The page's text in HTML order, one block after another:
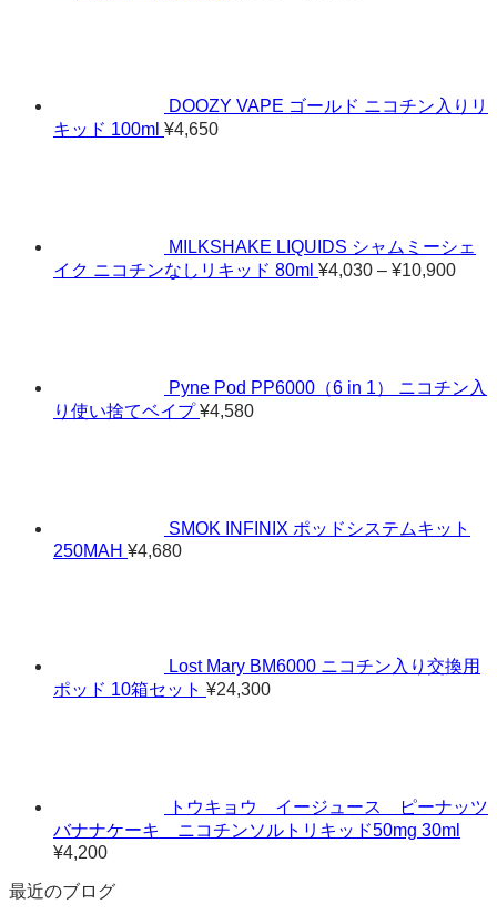
¥20,500
DOOZY VAPE ゴールド ニコチン入りリ
キッド 100ml ¥4,650
MILKSHAKE LIQUIDS シャムミーシェ
イク ニコチンなしリキッド 80ml ¥4,030 – ¥10,900価
Pyne Pod PP6000（6 in 1） ニコチン入
り使い捨てベイプ ¥4,580
SMOK INFINIX ポッドシステムキット
250MAH ¥4,680
Lost Mary BM6000 ニコチン入り交換用
ポッド 10箱セット ¥24,300
トウキョウ イージュース ピーナッツ
バナナケーキ ニコチンソルトリキッド50mg 30ml
¥4,200
最近のブログ